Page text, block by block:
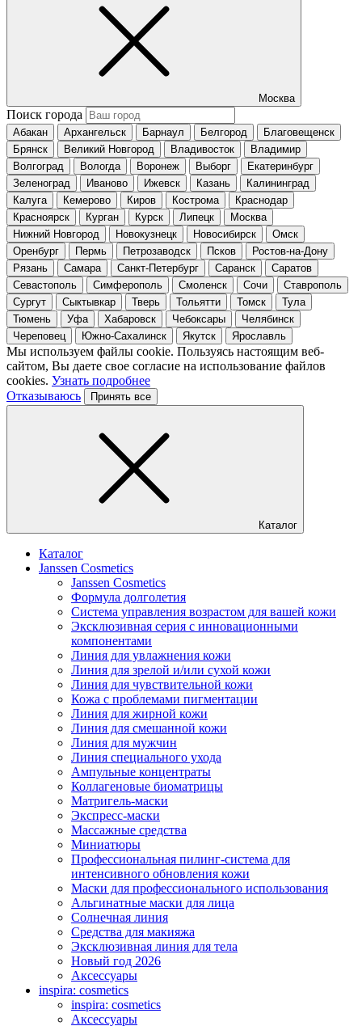
Москва
Поиск города
Абакан Архангельск Барнаул Белгород
Благовещенск
Брянск
Великий Новгород Владивосток
Владимир
Волгоград
Вологда Воронеж Выборг
Екатеринбург
Зеленоград
Иваново Ижевск Казань
Калининград
Калуга
Кемерово Киров Кострома
Краснодар
Красноярск
Курган Курск Липецк
Москва
Нижний Новгород
Новокузнецк Новосибирск
Омск
Оренбург
Пермь Петрозаводск Псков
Ростов-на-Дону
Рязань
Самара Санкт-Петербург Саранск
Саратов
Севастополь
Симферополь Смоленск Сочи
Ставрополь
Сургут
Сыктывкар Тверь Тольятти Томск
Тула
Тюмень
Уфа Хабаровск Чебоксары
Челябинск
Череповец
Южно-Сахалинск Якутск Ярославль
Мы используем файлы cookie. Пользуясь настоящим веб-
сайтом, Вы даете свое согласие на использование файлов
cookies. Узнать подробнее
Отказываюсь
Принять все
Каталог
Каталог
Janssen Cosmetics
Janssen Cosmetics
Формула долголетия
Система управления возрастом для вашей кожи
Эксклюзивная серия с инновационными
компонентами
Линия для увлажнения кожи
Линия для зрелой и/или сухой кожи
Линия для чувствительной кожи
Кожа с проблемами пигментации
Линия для жирной кожи
Линия для смешанной кожи
Линия для мужчин
Линия специального ухода
Ампульные концентраты
Коллагеновые биоматрицы
Матригель-маски
Экспресс-маски
Массажные средства
Миниатюры
Профессиональная пилинг-система для
интенсивного обновления кожи
Маски для профессионального использования
Альгинатные маски для лица
Солнечная линия
Средства для макияжа
Эксклюзивная линия для тела
Новый год 2026
Аксессуары
inspira: cosmetics
inspira: cosmetics
Аксессуары